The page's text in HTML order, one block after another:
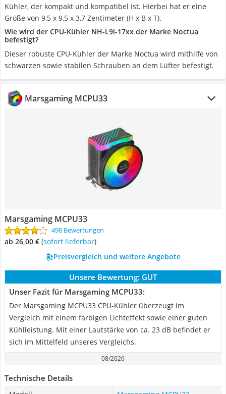
Kühler, der kompakt und kompatibel ist. Hierbei hat er eine
Größe von 9,5 x 9,5 x 3,7 Zentimeter (H x B x T).
Wie wird der CPU-Kühler NH-L9i-17xx der Marke Noctua
befestigt?
Dieser robuste CPU-Kühler der Marke Noctua wird mithilfe von
schwarzen sowie stabilen Schrauben an dem Lüfter befestigt.
‎Marsgaming MCPU33
‎Marsgaming MCPU33
498 Bewertungen
ab 26,00 € ( Sofort lieferbar)
Preisvergleich und weitere Angebote
Unsere Bewertung: GUT
Unser Fazit für ‎Marsgaming MCPU33:
Der Marsgaming MCPU33 CPU-Kühler überzeugt im
Vergleich mit einem farbigen Lichteffekt sowie einer guten
Kühlleistung. Mit einer Lautstärke von ca. 23 dB befindet er
sich im Mittelfeld unseres Vergleichs.
08/2026
Technische Details